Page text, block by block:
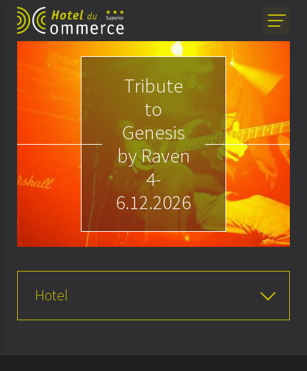
Tribute
to
Genesis
by Raven
4-
6.12.2026
Hotel